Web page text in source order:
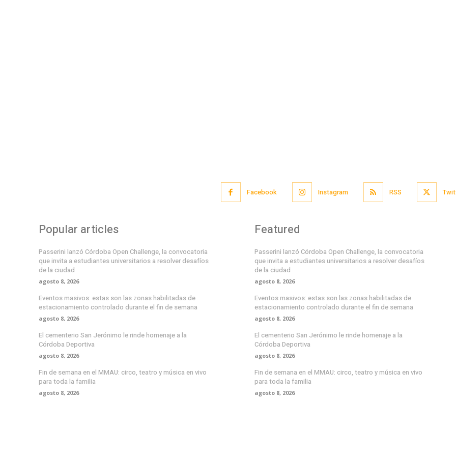
Facebook Instagram RSS
Popular articles
Passerini lanzó Córdoba Open Challenge, la convocatoria
que invita a estudiantes universitarios a resolver desafíos
de la ciudad
agosto 8, 2026
Eventos masivos: estas son las zonas habilitadas de
estacionamiento controlado durante el fin de semana
agosto 8, 2026
El cementerio San Jerónimo le rinde homenaje a la
Córdoba Deportiva
agosto 8, 2026
Fin de semana en el MMAU: circo, teatro y música en vivo
para toda la familia
agosto 8, 2026
Featured
Passerini lanzó Córdoba Open Challenge, la convocatoria
que invita a estudiantes universitarios a resolver desafíos
de la ciudad
agosto 8, 2026
Eventos masivos: estas son las zonas habilitadas de
estacionamiento controlado durante el fin de semana
agosto 8, 2026
El cementerio San Jerónimo le rinde homenaje a la
Córdoba Deportiva
agosto 8, 2026
Fin de semana en el MMAU: circo, teatro y música en vivo
para toda la familia
agosto 8, 2026